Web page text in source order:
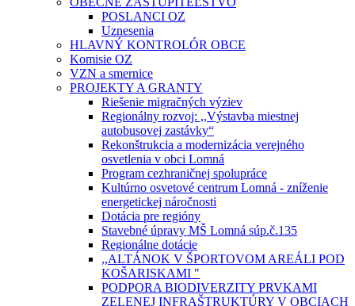
POSLANCI OZ
Uznesenia
HLAVNÝ KONTROLÓR OBCE
Komisie OZ
VZN a smernice
PROJEKTY A GRANTY
Riešenie migračných výziev
Regionálny rozvoj: ,,Výstavba miestnej
autobusovej zastávky“
Rekonštrukcia a modernizácia verejného
osvetlenia v obci Lomná
Program cezhraničnej spolupráce
Kultúrno osvetové centrum Lomná - zníženie
energetickej náročnosti
Dotácia pre regióny
Stavebné úpravy MŠ Lomná súp.č.135
Regionálne dotácie
,,ALTÁNOK V ŠPORTOVOM AREÁLI POD
KOŠARISKAMI "
PODPORA BIODIVERZITY PRVKAMI
ZELENEJ INFRAŠTRUKTÚRY V OBCIACH